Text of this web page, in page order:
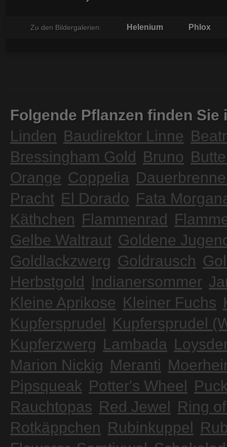
Zu den Bildergalerien: Helenium Phlox
Folgende Pflanzen finden
Linden Baudirektor Linne
Bressingham Gold Bruno
Orange Coppelia
Pracht El Dorado Fata
Käthchen Flammenrad
Gelbe Waltraut Goldene
Goldlackzwerg Goldrausch
Herbstgold Indianersommer
Kleine Aprikose Kleiner Fuchs
Kupfersprudel Kupfersprudel
Kupferzwerg Lambada
Marion Nickig Meranti
Pipsqueak Potter's Wheel
Rauchtopas Red Jewel Ring
Rotkäppchen Rubinkuppel